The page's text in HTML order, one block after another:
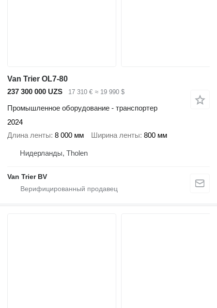
Van Trier OL7-80
237 300 000 UZS
17 310 € ≈ 19 990 $
Промышленное оборудование - транспортер
2024
Длина ленты 8 000 мм Ширина ленты 800 мм
Нидерланды, Tholen
Van Trier BV